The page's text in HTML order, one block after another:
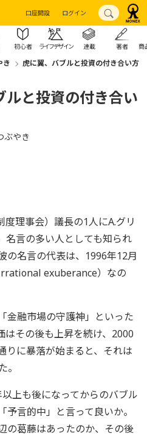
口座開設 ログイン
初心者 ライフデザイン 連載 著者 商
き 虎に翼、バブルと投資の付き合い方
ルと投資の付き合い
ぶやき
理事会）議長の1人にA.グリ
名言の多い人としても知られ
の名言の代表は、1996年12月
exuberance）なの
金融市場の守護神」といった
はその後も上昇を続け、2000
りに暴落が始まると、それは
上も後になってからのバブル
言的中」と言って良いか。
の葛藤はあったのか、その後